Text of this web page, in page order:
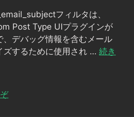
フィルタは、
Post Type UIプラグインが
、デバッグ情報を含むメール
ズするために使用され … 続き